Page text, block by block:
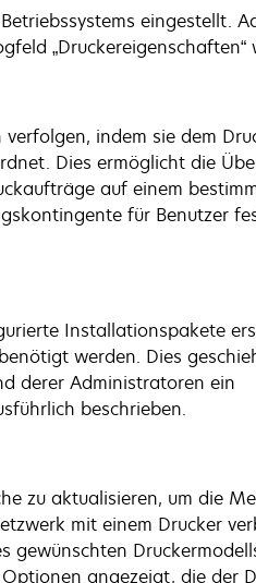
eingestellt.
„Druckereigenschaften“
indem sie dem
Dies ermöglicht die
auf einem
für Benutzer
Installationspakete
werden. Dies
derer Administratoren ein
beschrieben.
zu aktualisieren, um die
mit einem Drucker
angezeigt, die der